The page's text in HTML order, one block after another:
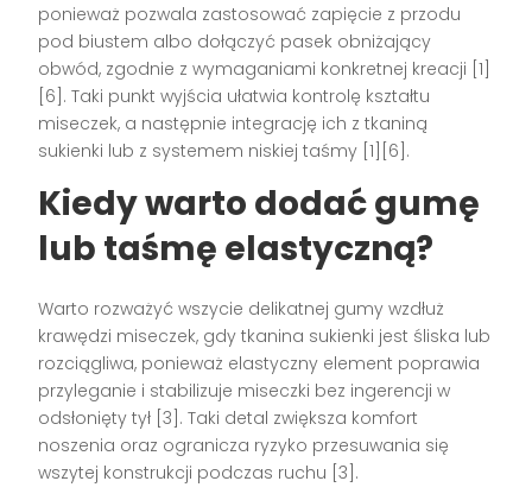
ponieważ pozwala zastosować zapięcie z przodu
pod biustem albo dołączyć pasek obniżający
obwód, zgodnie z wymaganiami konkretnej kreacji [1]
[6]. Taki punkt wyjścia ułatwia kontrolę kształtu
miseczek, a następnie integrację ich z tkaniną
sukienki lub z systemem niskiej taśmy [1][6].
Kiedy warto dodać gumę
lub taśmę elastyczną?
Warto rozważyć wszycie delikatnej gumy wzdłuż
krawędzi miseczek, gdy tkanina sukienki jest śliska lub
rozciągliwa, ponieważ elastyczny element poprawia
przyleganie i stabilizuje miseczki bez ingerencji w
odsłonięty tył [3]. Taki detal zwiększa komfort
noszenia oraz ogranicza ryzyko przesuwania się
wszytej konstrukcji podczas ruchu [3].